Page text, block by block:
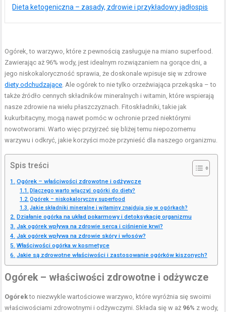
Dieta ketogeniczna – zasady, zdrowie i przykładowy jadłospis
Ogórek, to warzywo, które z pewnością zasługuje na miano superfood.
Zawierając aż 96% wody, jest idealnym rozwiązaniem na gorące dni, a
jego niskokaloryczność sprawia, że doskonale wpisuje się w zdrowe
diety odchudzające. Ale ogórek to nie tylko orzeźwiająca przekąska – to
także źródło cennych składników mineralnych i witamin, które wspierają
nasze zdrowie na wielu płaszczyznach. Fitoskładniki, takie jak
kukurbitacyny, mogą nawet pomóc w ochronie przed niektórymi
nowotworami. Warto więc przyjrzeć się bliżej temu niepozornemu
warzywu i odkryć, jakie korzyści może przynieść dla naszego organizmu.
Spis treści
Ogórek – właściwości zdrowotne i odżywcze
Dlaczego warto włączyć ogórki do diety?
Ogórek – niskokaloryczny superfood
Jakie składniki mineralne i witaminy znajdują się w ogórkach?
Działanie ogórka na układ pokarmowy i detoksykację organizmu
Jak ogórek wpływa na zdrowie serca i ciśnienie krwi?
Jak ogórek wpływa na zdrowie skóry i włosów?
Właściwości ogórka w kosmetyce
Jakie są zdrowotne właściwości i zastosowanie ogórków kiszonych?
Ogórek – właściwości zdrowotne i odżywcze
Ogórekto niezwykle wartościowe warzywo, które wyróżnia się swoimi
właściwościami zdrowotnymi i odżywczymi. Składa się w aż 96% z wody,